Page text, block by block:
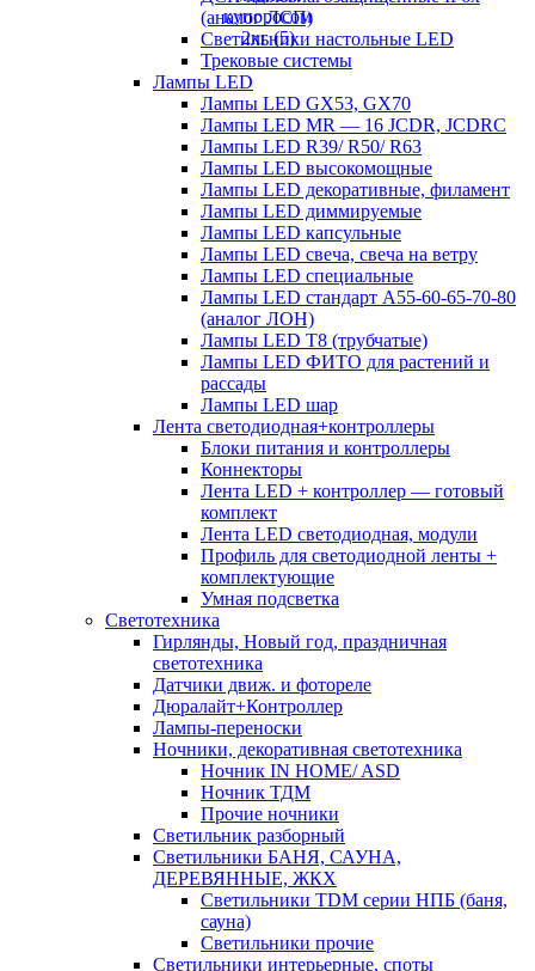
(аналог ЛСП)
Светильники настольные LED
Трековые системы
Лампы LED
Лампы LED GX53, GX70
Лампы LED MR — 16 JCDR, JCDRC
Лампы LED R39/ R50/ R63
Лампы LED высокомощные
Лампы LED декоративные, филамент
Лампы LED диммируемые
Лампы LED капсульные
Лампы LED свеча, свеча на ветру
Лампы LED специальные
Лампы LED стандарт А55-60-65-70-80
(аналог ЛОН)
Лампы LED Т8 (трубчатые)
Лампы LED ФИТО для растений и
рассады
Лампы LED шар
Лента светодиодная+контроллеры
Блоки питания и контроллеры
Коннекторы
Лента LED + контроллер — готовый
комплект
Лента LED светодиодная, модули
Профиль для светодиодной ленты +
комплектующие
Умная подсветка
Светотехника
Гирлянды, Новый год, праздничная
светотехника
Датчики движ. и фотореле
Дюралайт+Контроллер
Лампы-переноски
Ночники, декоративная светотехника
Ночник IN HOME/ ASD
Ночник ТДМ
Прочие ночники
Светильник разборный
Светильники БАНЯ, САУНА,
ДЕРЕВЯННЫЕ, ЖКХ
Светильники TDM серии НПБ (баня,
сауна)
Светильники прочие
Светильники интерьерные, споты